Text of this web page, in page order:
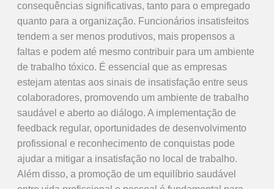
consequências significativas, tanto para o empregado
quanto para a organização. Funcionários insatisfeitos
tendem a ser menos produtivos, mais propensos a
faltas e podem até mesmo contribuir para um ambiente
de trabalho tóxico. É essencial que as empresas
estejam atentas aos sinais de insatisfação entre seus
colaboradores, promovendo um ambiente de trabalho
saudável e aberto ao diálogo. A implementação de
feedback regular, oportunidades de desenvolvimento
profissional e reconhecimento de conquistas pode
ajudar a mitigar a insatisfação no local de trabalho.
Além disso, a promoção de um equilíbrio saudável